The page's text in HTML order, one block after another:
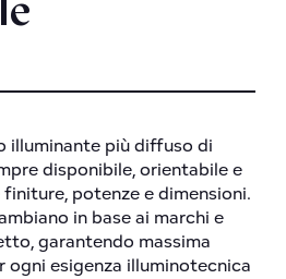
illuminante più diffuso di
disponibile, orientabile e
potenze e dimensioni.
in base ai marchi e
garantendo massima
ogni esigenza illuminotecnica